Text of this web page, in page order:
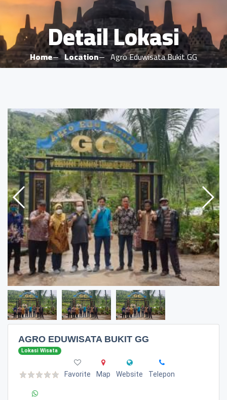
Detail Lokasi
Home Location Agro Eduwisata Bukit GG
AGRO EDUWISATA BUKIT GG
Lokasi Wisata
Favorite Map Website Telepon